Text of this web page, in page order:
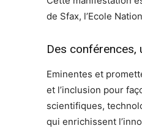
de Sfax, l’Ecole
Des conférences,
Eminentes et
et l’inclusion pour
scientifiques,
qui enrichissent